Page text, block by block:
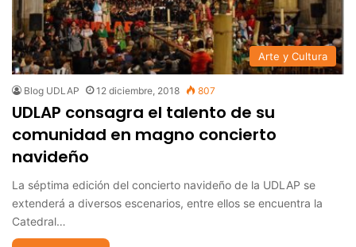
Arte y Cultura
Blog UDLAP 12 diciembre, 2018 807
UDLAP consagra el talento de su
comunidad en magno concierto
navideño
La séptima edición del concierto navideño de la UDLAP se
extenderá a diversos escenarios, entre ellos se encuentra la
Catedral…